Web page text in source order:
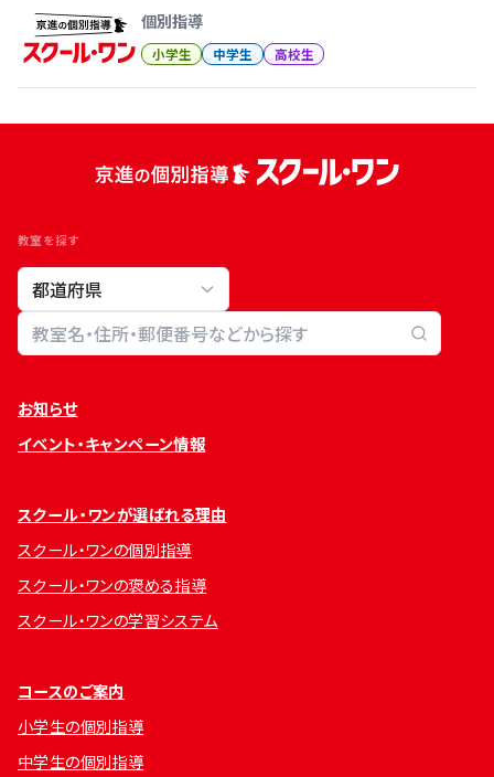
個別指導
小学生 中学生 高校生
教室を探す
教室検索
お知らせ
イベント・キャンペーン情報
スクール・ワンが選ばれる理由
スクール・ワンの個別指導
スクール・ワンの褒める指導
スクール・ワンの学習システム
コースのご案内
小学生の個別指導
中学生の個別指導